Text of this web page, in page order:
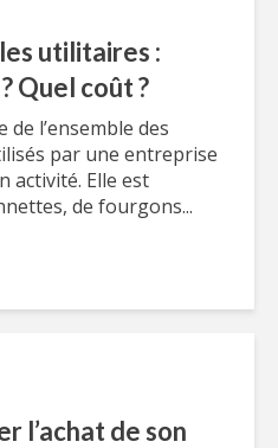
utilitaires :
Quel coût ?
l’ensemble des
par une entreprise
activité. Elle est
de fourgons...
l’achat de son